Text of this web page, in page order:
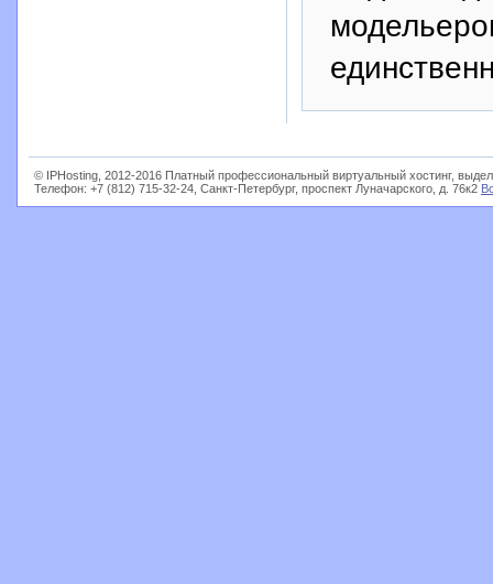
© IPHosting, 2012-2016 Платный профессиональный виртуальный хостинг,
Телефон: +7 (812) 715-32-24, Санкт-Петербург, проспект Луначарского, д. 76к2